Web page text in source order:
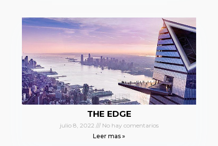
THE EDGE
julio 8, 2022
No hay comentarios
Leer mas »